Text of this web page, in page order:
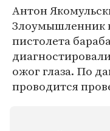
Антон
Злоумышленник
пистолета
ожог глаза. По
проводится